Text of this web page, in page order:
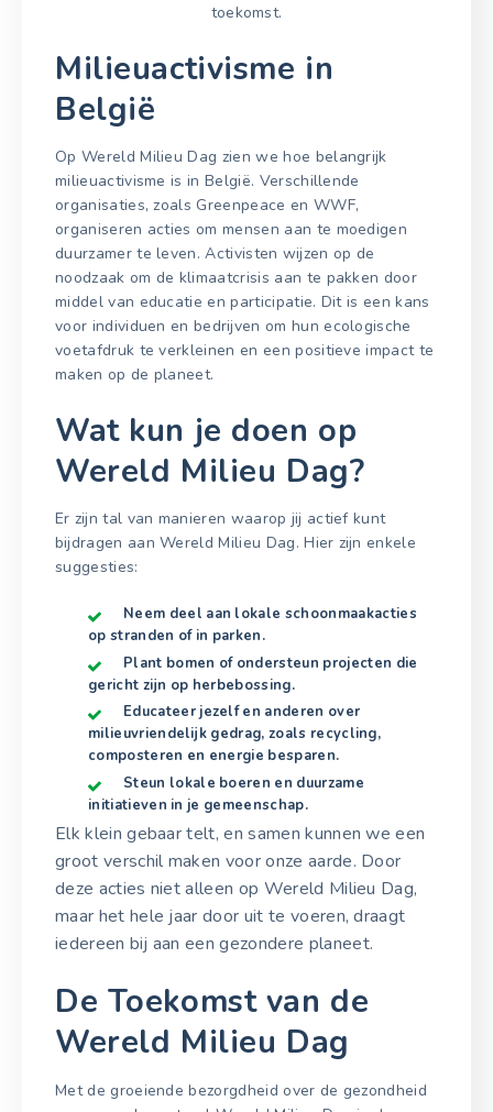
toekomst.
Milieuactivisme in
België
Op Wereld Milieu Dag zien we hoe belangrijk
milieuactivisme is in België. Verschillende
organisaties, zoals Greenpeace en WWF,
organiseren acties om mensen aan te moedigen
duurzamer te leven. Activisten wijzen op de
noodzaak om de klimaatcrisis aan te pakken door
middel van educatie en participatie. Dit is een kans
voor individuen en bedrijven om hun ecologische
voetafdruk te verkleinen en een positieve impact te
maken op de planeet.
Wat kun je doen op
Wereld Milieu Dag?
Er zijn tal van manieren waarop jij actief kunt
bijdragen aan Wereld Milieu Dag. Hier zijn enkele
suggesties:
Neem deel aan lokale schoonmaakacties
op stranden of in parken.
Plant bomen of ondersteun projecten die
gericht zijn op herbebossing.
Educateer jezelf en anderen over
milieuvriendelijk gedrag, zoals recycling,
composteren en energie besparen.
Steun lokale boeren en duurzame
initiatieven in je gemeenschap.
Elk klein gebaar telt, en samen kunnen we een
groot verschil maken voor onze aarde. Door
deze acties niet alleen op Wereld Milieu Dag,
maar het hele jaar door uit te voeren, draagt
iedereen bij aan een gezondere planeet.
De Toekomst van de
Wereld Milieu Dag
Met de groeiende bezorgdheid over de gezondheid